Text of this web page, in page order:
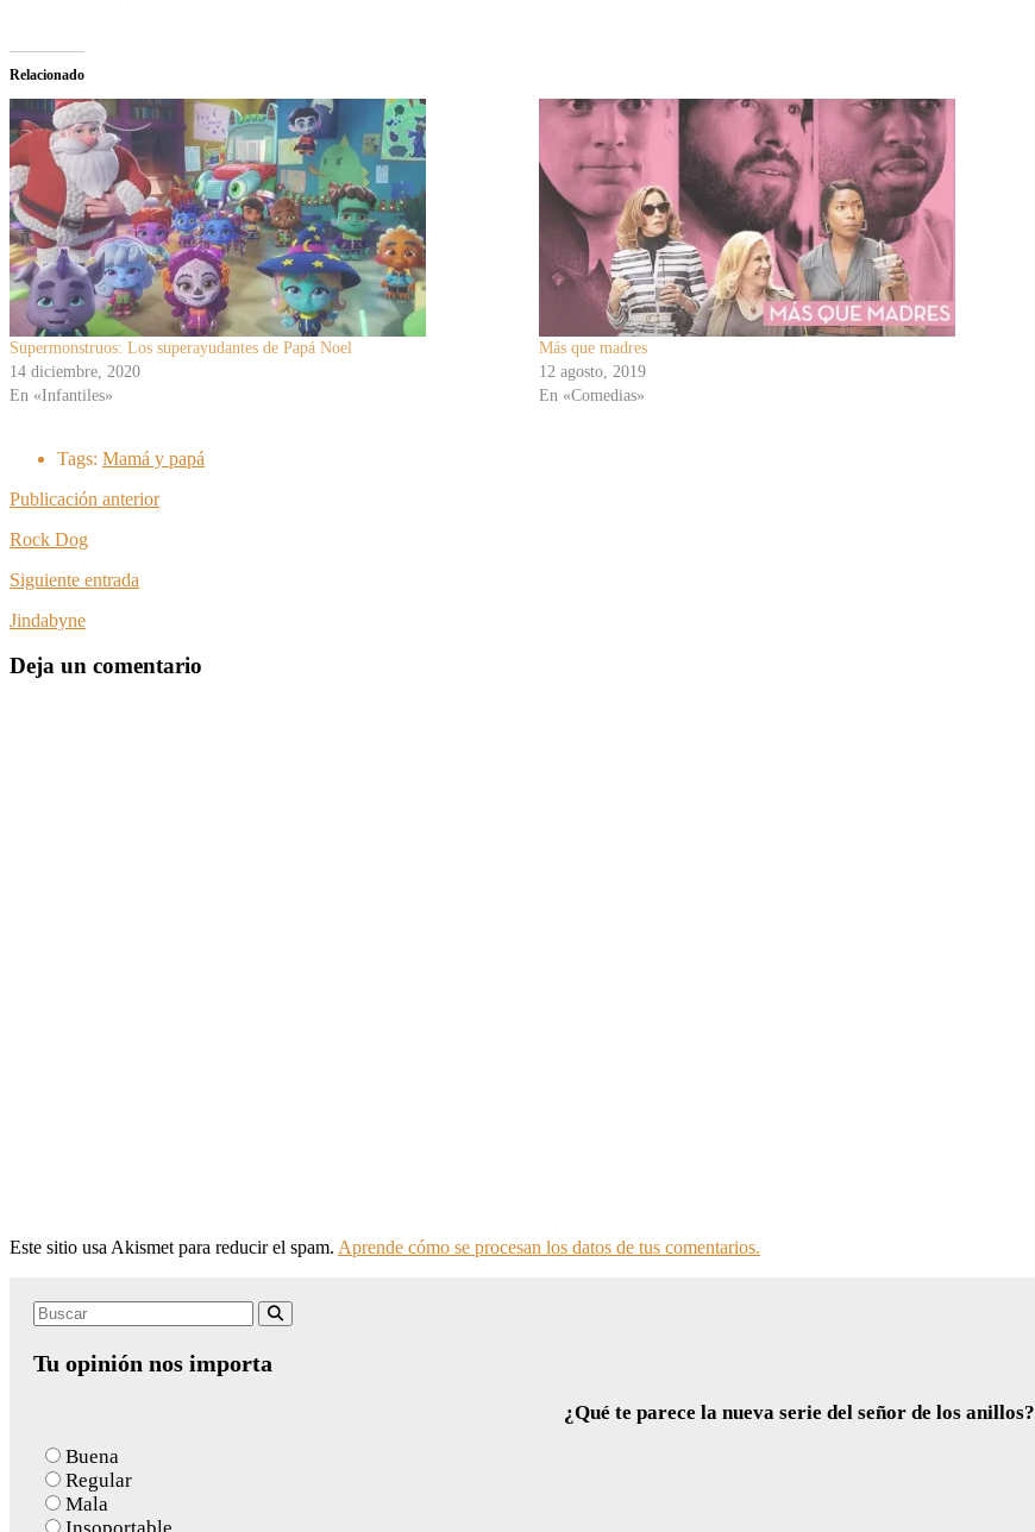
Relacionado
Supermonstruos: Los superayudantes de Papá Noel
14 diciembre, 2020
En «Infantiles»
Más que madres
12 agosto, 2019
En «Comedias»
Tags: Mamá y papá
Publicación anterior
Rock Dog
Siguiente entrada
Jindabyne
Deja un comentario
Este sitio usa Akismet para reducir el spam. Aprende cómo se procesan los datos de tus comentarios.
Search
Tu opinión nos importa
¿Qué te parece la nueva serie del señor de los anillos?
Buena
Regular
Mala